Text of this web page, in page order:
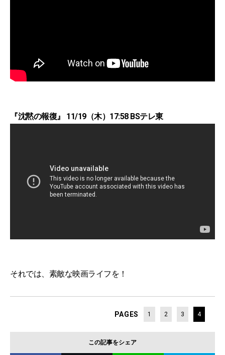
『沈黙の報復』 11/19（木）17:58 BSテレ東
それでは、素敵な映画ライフを！
PAGES 1 2 3 4
この記事をシェア